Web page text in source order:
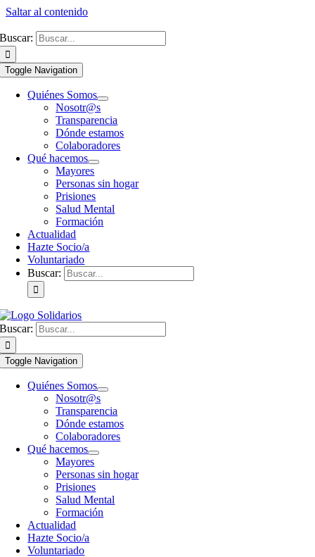
Saltar al contenido
Buscar:
Toggle Navigation
Quiénes Somos
Nosotr@s
Transparencia
Dónde estamos
Colaboradores
Qué hacemos
Mayores
Personas sin hogar
Prisiones
Salud Mental
Formación
Actualidad
Hazte Socio/a
Voluntariado
Buscar:
Buscar:
Toggle Navigation
Quiénes Somos
Nosotr@s
Transparencia
Dónde estamos
Colaboradores
Qué hacemos
Mayores
Personas sin hogar
Prisiones
Salud Mental
Formación
Actualidad
Hazte Socio/a
Voluntariado